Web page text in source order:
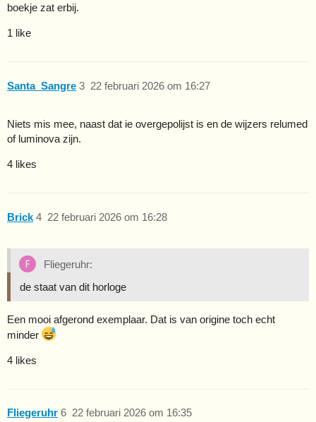
boekje zat erbij.
1 like
Santa_Sangre 22 februari 2026 om 16:27
3
Niets mis mee, naast dat ie overgepolijst is en de wijzers relumed
of luminova zijn.
4 likes
Brick 22 februari 2026 om 16:28
4
Fliegeruhr:
de staat van dit horloge
Een mooi afgerond exemplaar. Dat is van origine toch echt
minder
4 likes
Fliegeruhr 22 februari 2026 om 16:35
6